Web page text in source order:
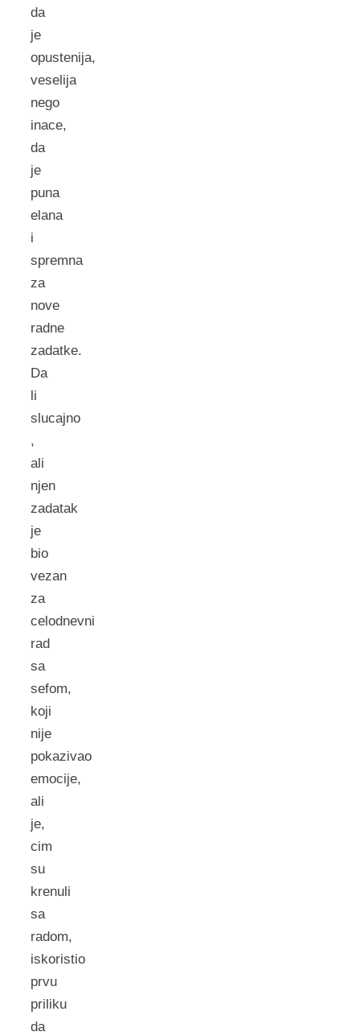
da
je
opustenija,
veselija
nego
inace,
da
je
puna
elana
i
spremna
za
nove
radne
zadatke.
Da
li
slucajno
,
ali
njen
zadatak
je
bio
vezan
za
celodnevni
rad
sa
sefom,
koji
nije
pokazivao
emocije,
ali
je,
cim
su
krenuli
sa
radom,
iskoristio
prvu
priliku
da